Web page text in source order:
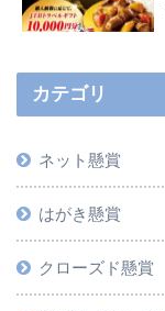
カテゴリ
ネット懸賞
はがき懸賞
クローズド懸賞